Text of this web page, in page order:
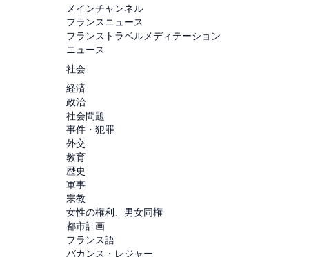
メインチャンネル
フランスニュース
フランストラベルメディテーション
ニュース
社会
経済
政治
社会問題
事件・犯罪
外交
教育
歴史
軍事
宗教
女性の権利、男女同権
都市計画
フランス語
バカンス・レジャー